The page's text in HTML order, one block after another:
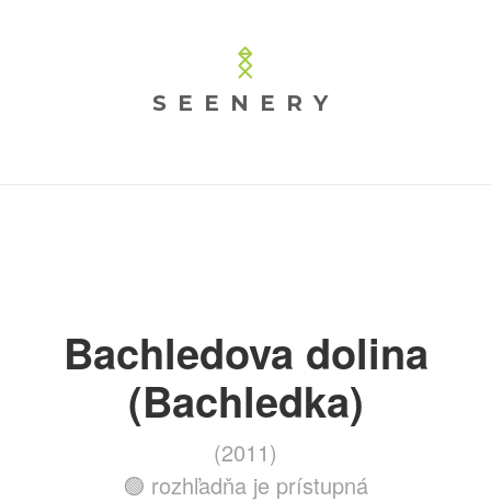
SEENERY
Bachledova dolina
(Bachledka)
(2011)
🟢 rozhľadňa je prístupná